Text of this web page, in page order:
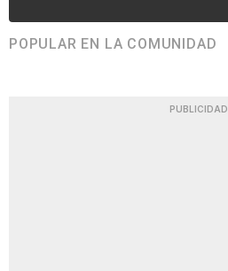
POPULAR EN LA COMUNIDAD
PUBLICIDAD